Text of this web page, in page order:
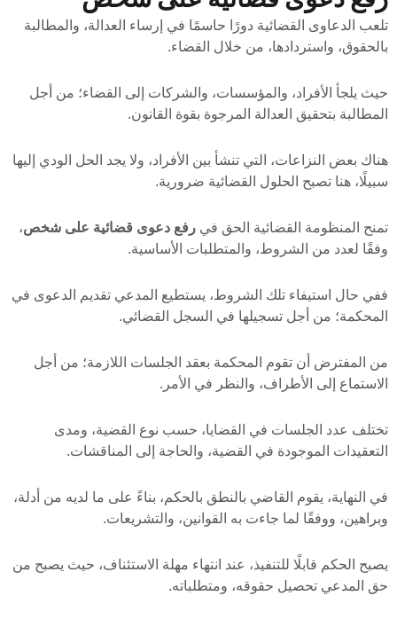
تلعب الدعاوى القضائية دورًا حاسمًا في إرساء العدالة، والمطالبة
بالحقوق، واستردادها، من خلال القضاء.
حيث يلجأ الأفراد، والمؤسسات، والشركات إلى القضاء؛ من أجل
المطالبة بتحقيق العدالة المرجوة بقوة القانون.
هناك بعض النزاعات، التي تنشأ بين الأفراد، ولا يجد الحل الودي إليها
سبيلًا، هنا تصبح الحلول القضائية ضرورية.
تمنح المنظومة القضائية الحق في رفع دعوى قضائية على شخص،
وفقًا لعدد من الشروط، والمتطلبات الأساسية.
ففي حال استيفاء تلك الشروط، يستطيع المدعي تقديم الدعوى في
المحكمة؛ من أجل تسجيلها في السجل القضائي.
من المفترض أن تقوم المحكمة بعقد الجلسات اللازمة؛ من أجل
الاستماع إلى الأطراف، والنظر في الأمر.
تختلف عدد الجلسات في القضايا، حسب نوع القضية، ومدى
التعقيدات الموجودة في القضية، والحاجة إلى المناقشات.
في النهاية، يقوم القاضي بالنطق بالحكم، بناءً على ما لديه من أدلة،
وبراهين، ووفقًا لما جاءت به القوانين، والتشريعات.
يصبح الحكم قابلًا للتنفيذ، عند انتهاء مهلة الاستئناف، حيث يصبح من
حق المدعي تحصيل حقوقه، ومتطلباته.